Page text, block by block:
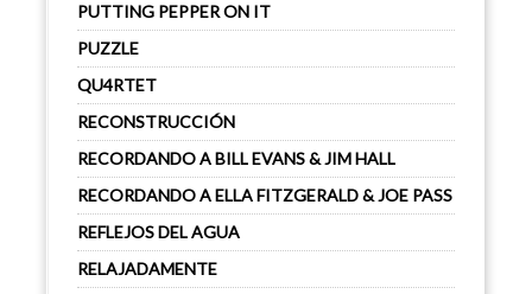
PUTTING PEPPER ON IT
PUZZLE
QU4RTET
RECONSTRUCCIÓN
RECORDANDO A BILL EVANS & JIM HALL
RECORDANDO A ELLA FITZGERALD & JOE PASS
REFLEJOS DEL AGUA
RELAJADAMENTE